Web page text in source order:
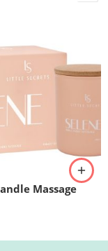
Massage